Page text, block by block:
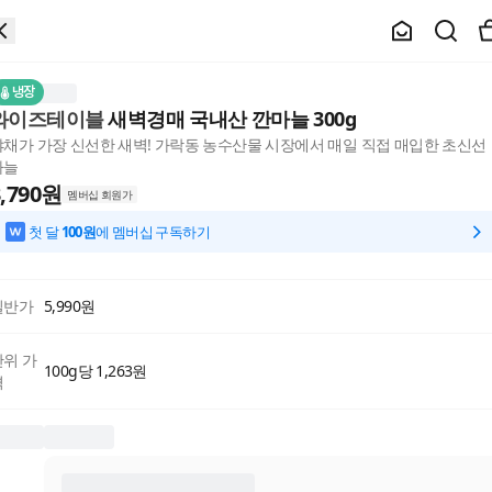
냉장
이즈테이블새벽경매 국내산 깐마늘 300g
채가 가장 신선한 새벽! 가락동 농수산물 시장에서 매일 직접 매입한 초신선
원 멤버십 회원가
첫 달100원에 멤버십 구독하기
반가 5,990원
위 가
100g당 1,263원